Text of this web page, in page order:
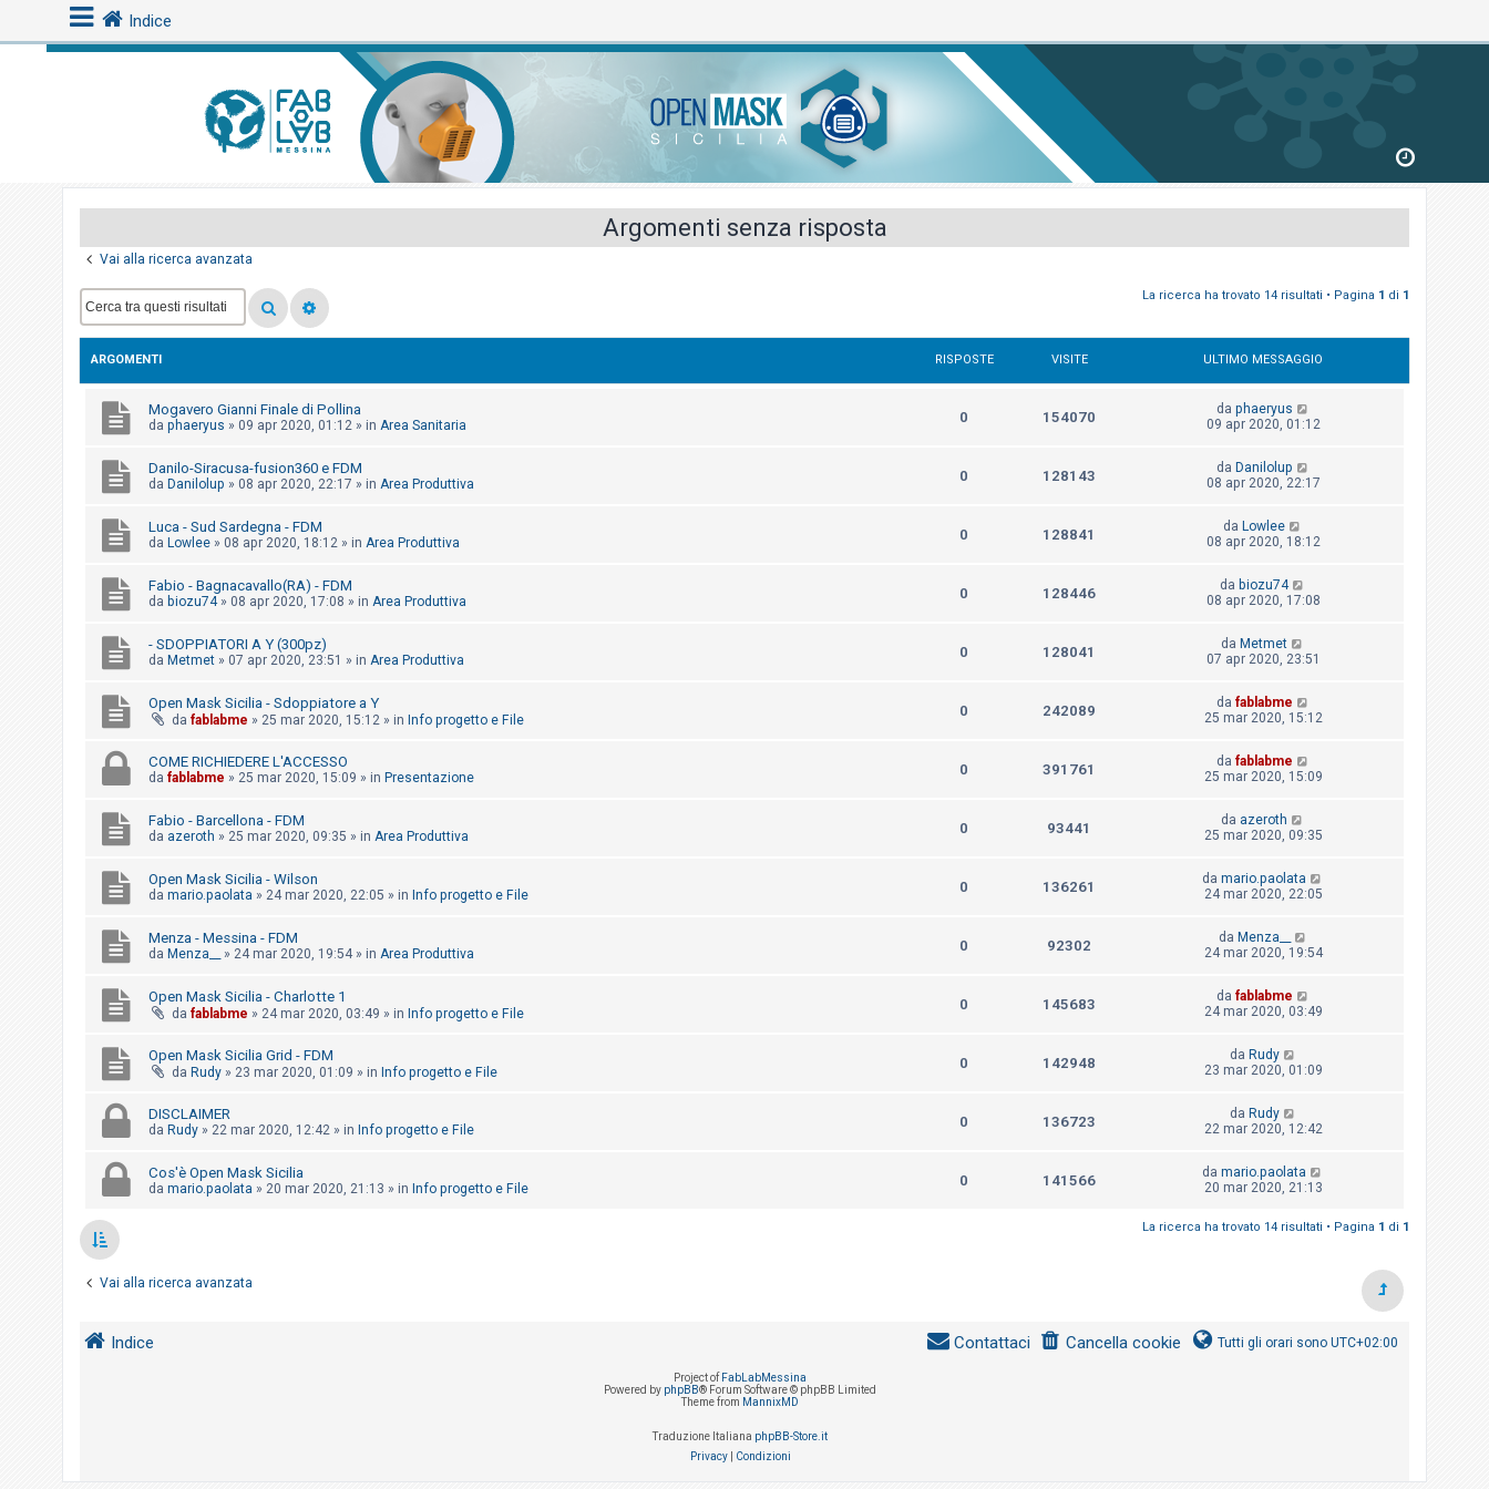
Indice
Argomenti senza risposta
Vai alla ricerca avanzata
La ricerca ha trovato 14 risultati • Pagina 1 di 1
ARGOMENTI RISPOSTE VISITE ULTIMO MESSAGGIO
Mogavero Gianni Finale di Pollina
da phaeryus » 09 apr 2020, 01:12 » in Area Sanitaria 0 154070 da phaeryus
09 apr 2020, 01:12
Danilo-Siracusa-fusion360 e FDM
da Danilolup » 08 apr 2020, 22:17 » in Area Produttiva 0 128143 da Danilolup
08 apr 2020, 22:17
Luca - Sud Sardegna - FDM
da Lowlee » 08 apr 2020, 18:12 » in Area Produttiva 0 128841 da Lowlee
08 apr 2020, 18:12
Fabio - Bagnacavallo(RA) - FDM
da biozu74» 08 apr 2020, 17:08 » in Area Produttiva 0 128446 da biozu74
08 apr 2020, 17:08
- SDOPPIATORI A Y (300pz)
da Metmet » 07 apr 2020, 23:51 » in Area Produttiva 0 128041 da Metmet
07 apr 2020, 23:51
Open Mask Sicilia - Sdoppiatore a Y
da fablabme » 25 mar 2020, 15:12 » in Info progetto e File
0 242089 da fablabme
25 mar 2020, 15:12
COME RICHIEDERE L'ACCESSO
da fablabme » 25 mar 2020, 15:09 » in Presentazione 0 391761 da fablabme
25 mar 2020, 15:09
Fabio - Barcellona - FDM
da azeroth » 25 mar 2020, 09:35 » in Area Produttiva 0 93441 da azeroth
25 mar 2020, 09:35
Open Mask Sicilia - Wilson
da mario.paolata » 24 mar 2020, 22:05 » in Info progetto e File 0 136261 damario.paolata
24 mar 2020, 22:05
Menza - Messina - FDM
da Menza__ » 24 mar 2020, 19:54» in Area Produttiva 0 92302 da Menza__
24 mar 2020, 19:54
Open Mask Sicilia - Charlotte 1
da fablabme » 24 mar 2020, 03:49 » in Info progetto e File
0 145683 da fablabme
24 mar 2020, 03:49
Open Mask Sicilia Grid - FDM
da Rudy » 23 mar 2020, 01:09 » in Info progetto e File
0 142948 da Rudy
23 mar 2020, 01:09
DISCLAIMER
da Rudy » 22 mar 2020, 12:42 » in Info progetto e File 0 136723 da Rudy
22 mar 2020, 12:42
Cos'è Open Mask Sicilia
da mario.paolata » 20 mar 2020, 21:13 » in Info progetto e File 0 141566 damario.paolata
20 mar 2020, 21:13
La ricerca ha trovato 14 risultati • Pagina 1 di 1
Vai alla ricerca avanzata
Indice Tutti gli orari sono UTC+02:00
Cancella cookie
Contattaci
Project of FabLabMessina
Powered by phpBB® Forum Software © phpBB Limited
Theme from MannixMD
Traduzione Italiana phpBB-Store.it
Privacy| Condizioni